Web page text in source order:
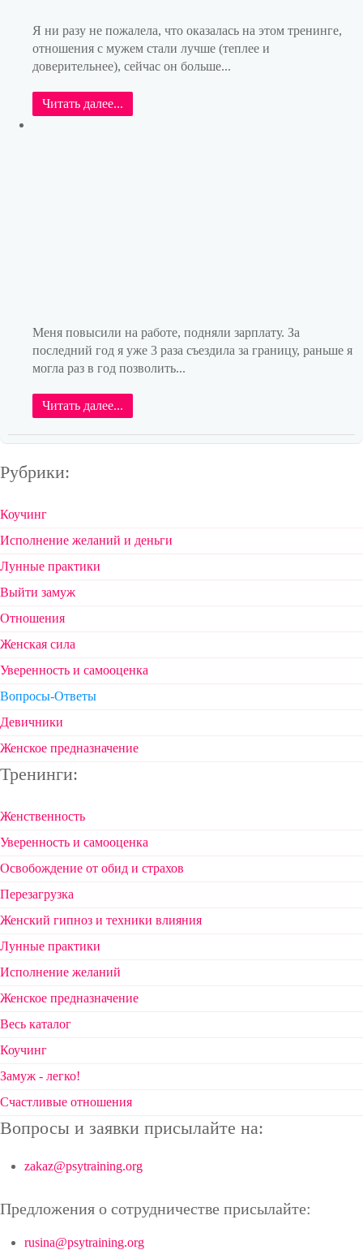
Я ни разу не пожалела, что оказалась на этом тренинге,
отношения с мужем стали лучше (теплее и
доверительнее), сейчас он больше...
Читать далее...
Меня повысили на работе, подняли зарплату. За
последний год я уже 3 раза съездила за границу, раньше я
могла раз в год позволить...
Читать далее...
Рубрики:
Коучинг
Исполнение желаний и деньги
Лунные практики
Выйти замуж
Отношения
Женская сила
Уверенность и самооценка
Вопросы-Ответы
Девичники
Женское предназначение
Тренинги:
Женственность
Уверенность и самооценка
Освобождение от обид и страхов
Перезагрузка
Женский гипноз и техники влияния
Лунные практики
Исполнение желаний
Женское предназначение
Весь каталог
Коучинг
Замуж - легко!
Счастливые отношения
Вопросы и заявки присылайте на:
zakaz@psytraining.org
Предложения о сотрудничестве присылайте:
rusina@psytraining.org